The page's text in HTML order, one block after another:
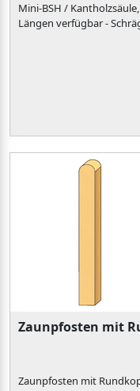
Mini-BSH /
Längen verfügbar -
Zaunpfosten mit
Zaunpfosten mit